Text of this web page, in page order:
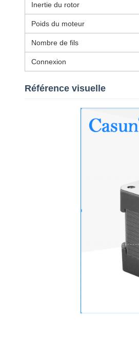
Inertie du rotor
Poids du moteur
Nombre de fils
Connexion
Référence visuelle